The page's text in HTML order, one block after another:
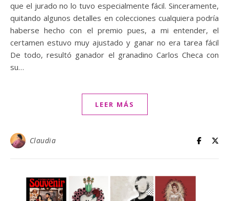
que el jurado no lo tuvo especialmente fácil. Sinceramente,
quitando algunos detalles en colecciones cualquiera podría
haberse hecho con el premio pues, a mi entender, el
certamen estuvo muy ajustado y ganar no era tarea fácil
De todo, resultó ganador el granadino Carlos Checa con
su…
LEER MÁS
Claudia